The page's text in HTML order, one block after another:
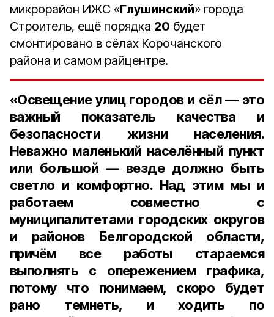
микрорайон ИЖС «Глушинский» города
Строитель, ещё порядка 20 будет
смонтировано в сёлах Корочанского
района и самом райцентре.
«Освещение улиц городов и сёл — это
важный показатель качества и
безопасности жизни населения.
Неважно маленький населённый пункт
или большой — везде должно быть
светло и комфортно. Над этим мы и
работаем совместно с
муниципалитетами городских округов
и районов Белгородской области,
причём все работы стараемся
выполнять с опережением графика,
потому что понимаем, скоро будет
рано темнеть, и ходить по